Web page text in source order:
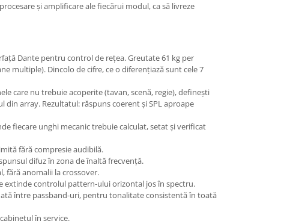
și amplificare ale fiecărui modul, ca să livreze
Dante pentru control de rețea. Greutate 61 kg per
multiple). Dincolo de cifre, ce o diferențiază sunt cele 7
care nu trebuie acoperite (tavan, scenă, regie), definești
array. Rezultatul: răspuns coerent și SPL aproape
fiecare unghi mecanic trebuie calculat, setat și verificat
fără compresie audibilă.
difuz în zona de înaltă frecvență.
fără anomalii la crossover.
extinde controlul pattern-ului orizontal jos în spectru.
între passband-uri, pentru tonalitate consistentă în toată
în service.